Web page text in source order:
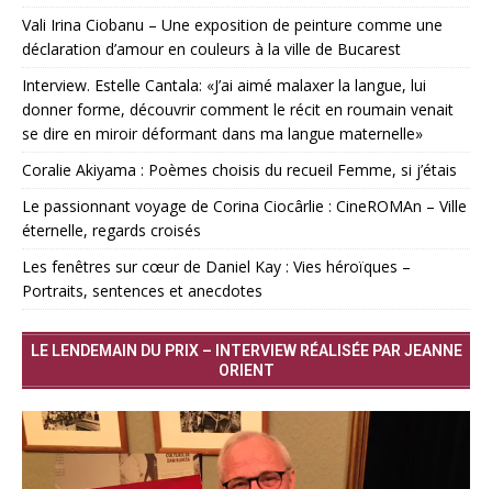
Vali Irina Ciobanu – Une exposition de peinture comme une
déclaration d’amour en couleurs à la ville de Bucarest
Interview. Estelle Cantala: «J’ai aimé malaxer la langue, lui
donner forme, découvrir comment le récit en roumain venait
se dire en miroir déformant dans ma langue maternelle»
Coralie Akiyama : Poèmes choisis du recueil Femme, si j’étais
Le passionnant voyage de Corina Ciocârlie : CineROMAn – Ville
éternelle, regards croisés
Les fenêtres sur cœur de Daniel Kay : Vies héroïques –
Portraits, sentences et anecdotes
LE LENDEMAIN DU PRIX – INTERVIEW RÉALISÉE PAR JEANNE
ORIENT
Lecteur
vidéo